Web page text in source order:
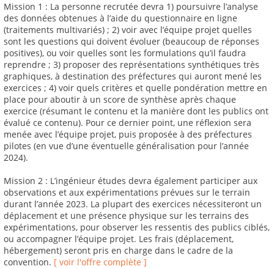
Mission 1 : La personne recrutée devra 1) poursuivre l’analyse
des données obtenues à l’aide du questionnaire en ligne
(traitements multivariés) ; 2) voir avec l’équipe projet quelles
sont les questions qui doivent évoluer (beaucoup de réponses
positives), ou voir quelles sont les formulations qu’il faudra
reprendre ; 3) proposer des représentations synthétiques très
graphiques, à destination des préfectures qui auront mené les
exercices ; 4) voir quels critères et quelle pondération mettre en
place pour aboutir à un score de synthèse après chaque
exercice (résumant le contenu et la manière dont les publics ont
évalué ce contenu). Pour ce dernier point, une réflexion sera
menée avec l’équipe projet, puis proposée à des préfectures
pilotes (en vue d’une éventuelle généralisation pour l’année
2024).
Mission 2 : L’ingénieur études devra également participer aux
observations et aux expérimentations prévues sur le terrain
durant l’année 2023. La plupart des exercices nécessiteront un
déplacement et une présence physique sur les terrains des
expérimentations, pour observer les ressentis des publics ciblés,
ou accompagner l’équipe projet. Les frais (déplacement,
hébergement) seront pris en charge dans le cadre de la
convention. [ voir l'offre complète ]